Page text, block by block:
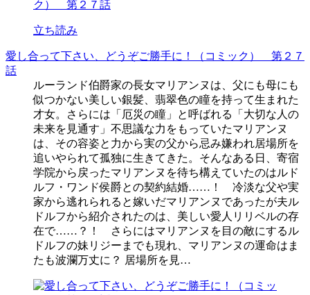
立ち読み
愛し合って下さい、どうぞご勝手に！（コミック） 第２７
話
ルーランド伯爵家の長女マリアンヌは、父にも母にも
似つかない美しい銀髪、翡翠色の瞳を持って生まれた
才女。さらには「厄災の瞳」と呼ばれる「大切な人の
未来を見通す」不思議な力をもっていたマリアンヌ
は、その容姿と力から実の父から忌み嫌われ居場所を
追いやられて孤独に生きてきた。そんなある日、寄宿
学院から戻ったマリアンヌを待ち構えていたのはルド
ルフ・ワンド侯爵との契約結婚……！ 冷淡な父や実
家から逃れられると嫁いだマリアンヌであったが夫ル
ドルフから紹介されたのは、美しい愛人リリベルの存
在で……？！ さらにはマリアンヌを目の敵にするル
ドルフの妹リジーまでも現れ、マリアンヌの運命はま
たも波瀾万丈に？ 居場所を見…